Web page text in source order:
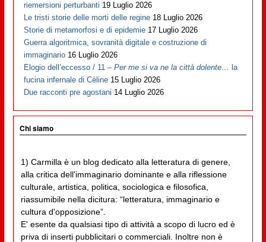
riemersioni perturbanti 19 Luglio 2026
Le tristi storie delle morti delle regine 18 Luglio 2026
Storie di metamorfosi e di epidemie 17 Luglio 2026
Guerra algoritmica, sovranità digitale e costruzione di
immaginario 16 Luglio 2026
Elogio dell’eccesso / 11 –Per me si va ne la città dolente… la
fucina infernale di Cèline 15 Luglio 2026
Due racconti pre agostani 14 Luglio 2026
Chi siamo
1) Carmilla è un blog dedicato alla letteratura di genere,
alla critica dell'immaginario dominante e alla riflessione
culturale, artistica, politica, sociologica e filosofica,
riassumibile nella dicitura: “letteratura, immaginario e
cultura d'opposizione”.
E' esente da qualsiasi tipo di attività a scopo di lucro ed è
priva di inserti pubblicitari o commerciali. Inoltre non è